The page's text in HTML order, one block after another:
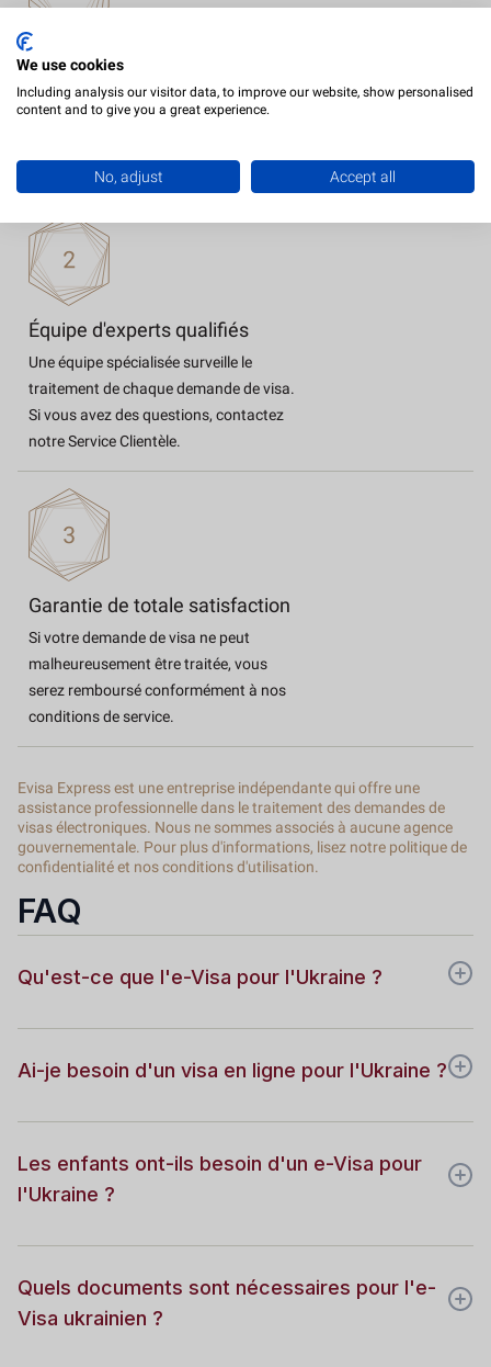
Procédure de demande facile
Obtenez votre visa en ligne pour
l'Ukraine en trois étapes faciles. Vous
rapidement et facilement.
Équipe d'experts qualifiés
Une équipe spécialisée surveille le
traitement de chaque demande de visa.
Si vous avez des questions, contactez
notre Service Clientèle.
Garantie de totale satisfaction
Si votre demande de visa ne peut
malheureusement être traitée, vous
serez remboursé conformément à nos
conditions de service.
Evisa Express est une entreprise indépendante qui offre une
assistance professionnelle dans le traitement des demandes de
visas électroniques. Nous ne sommes associés à aucune agence
gouvernementale. Pour plus d'informations, lisez notre politique de
confidentialité et nos conditions d'utilisation.
FAQ
Qu'est-ce que l'e-Visa pour l'Ukraine ?
Ai-je besoin d'un visa en ligne pour l'Ukraine ?
Les enfants ont-ils besoin d'un e-Visa pour
l'Ukraine ?
Quels documents sont nécessaires pour l'e-
Visa ukrainien ?
We use cookies
Including analysis our visitor data, to improve our website, show personalised
content and to give you a great experience.
No, adjust Accept all